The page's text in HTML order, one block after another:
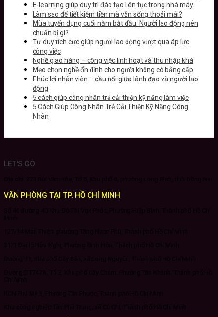
E-learning giúp duy trì đào tạo liên tục trong nhà máy
Làm sao để tiết kiệm tiền mà vẫn sống thoải mái?
Mùa tuyển dụng cuối năm bắt đầu: Người lao động nên
chuẩn bị gì?
Tư duy tích cực giúp người lao động vượt qua áp lực
công việc
Nghề giao hàng – công việc linh hoạt và thu nhập khá
Mẹo chọn nghề ổn định cho người không có bằng cấp
Phúc lợi nhân viên – cầu nối giữa lãnh đạo và người lao
động
5 cách giúp công nhân trẻ cải thiện kỹ năng làm việc
5 Cách Giúp Công Nhân Trẻ Cải Thiện Kỹ Năng Công
Nhân
LET'S GO
VĂN PHÒNG TẠI TP. HỒ CHÍ MINH